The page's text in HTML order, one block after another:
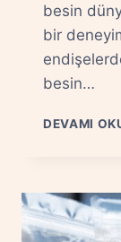
besin
bir
besin…
DEVAMI